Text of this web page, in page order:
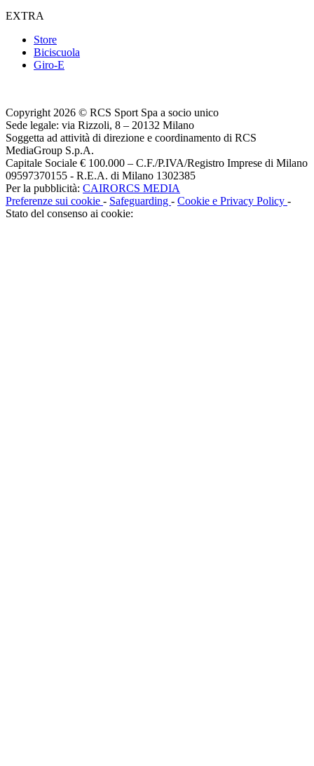
EXTRA
Store
Biciscuola
Giro-E
Copyright 2026 © RCS Sport Spa a socio unico
Sede legale: via Rizzoli, 8 – 20132 Milano
Soggetta ad attività di direzione e coordinamento di RCS
MediaGroup S.p.A.
Capitale Sociale € 100.000 – C.F./P.IVA/Registro Imprese di Milano
09597370155 - R.E.A. di Milano 1302385
Per la pubblicità: CAIRORCS MEDIA
Preferenze sui cookie - Safeguarding - Cookie e Privacy Policy -
Stato del consenso ai cookie: